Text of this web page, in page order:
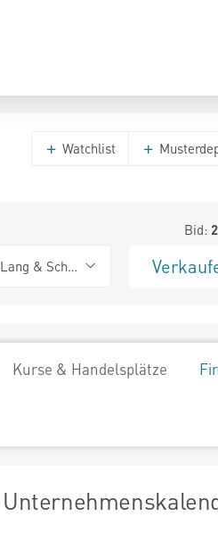
Watchlist
Bid:
Lang & Schwarz
Kurse & Handelsplätze